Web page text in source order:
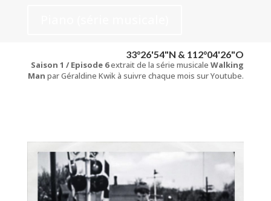
33°26'54"N & 112°04'26"O
Saison 1 / Episode 6extrait de la série musicaleWalking
Man par Géraldine Kwik à suivre chaque mois sur Youtube.